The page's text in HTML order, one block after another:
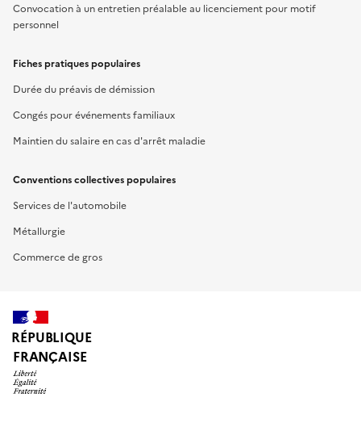
Convocation à un entretien préalable au licenciement pour motif
personnel
Fiches pratiques populaires
Durée du préavis de démission
Congés pour événements familiaux
Maintien du salaire en cas d'arrêt maladie
Conventions collectives populaires
Services de l'automobile
Métallurgie
Commerce de gros
RÉPUBLIQUE
FRANÇAISE